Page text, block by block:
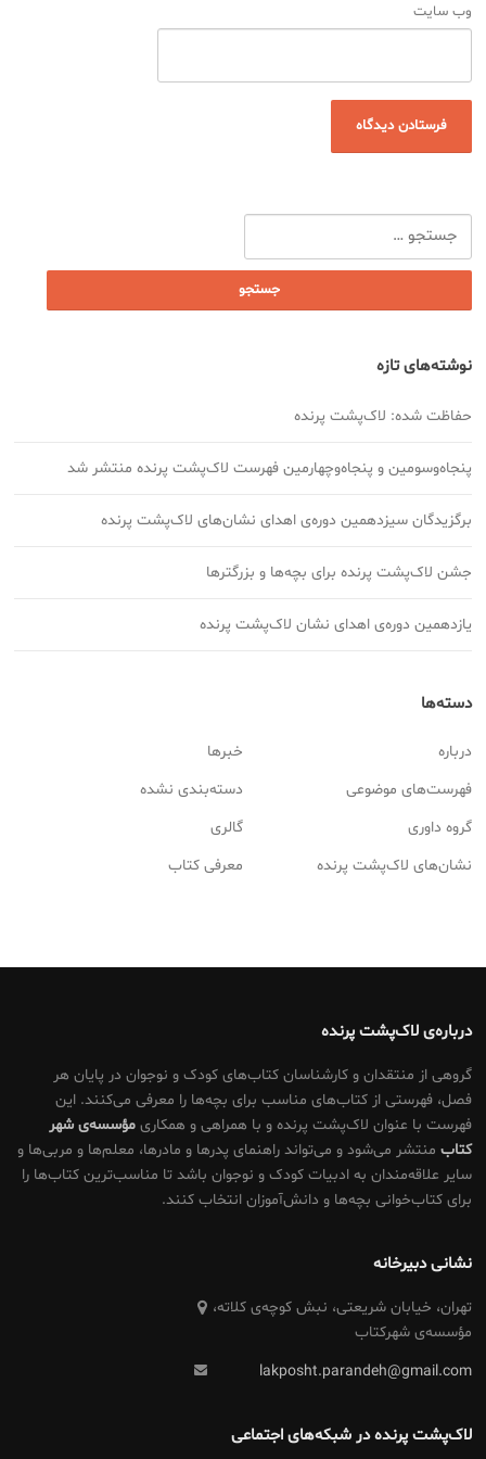
وب‌ سایت
جستجو
برای:
نوشته‌های تازه
حفاظت شده: لاک‌پشت پرنده
پنجاه‌وسومین و پنجاه‌وچهارمین فهرست لاک‌پشت پرنده منتشر شد
برگزیدگان سیزدهمین دوره‌ی اهدای نشان‌های لاک‌پشت پرنده
جشن لاک‌پشت پرنده برای بچه‌ها و بزرگترها
یازدهمین دوره‌ی اهدای نشان لاک‌پشت پرنده
دسته‌ها
خبرها
درباره
دسته‌بندی نشده
فهرست‌های موضوعی
گالری
گروه داوری
معرفی کتاب
نشان‌های لاک‌پشت پرنده
درباره‌ی لاک‌پشت پرنده
گروهی از منتقدان و کارشناسان کتاب‌های کودک و نوجوان در پایان هر
فصل، فهرستی از کتاب‌های مناسب برای بچه‌ها را معرفی می‌کنند. این
فهرست با عنوان لاک‌پشت پرنده و با همراهی و همکاریمؤسسه‌ی شهر
کتاب منتشر می‌شود و می‌تواند راهنمای پدرها و مادرها، معلم‌ها و مربی‌ها و
سایر علاقه‌مندان به ادبیات کودک و نوجوان باشد تا مناسب‌ترین کتاب‌ها را
برای کتاب‌خوانی بچه‌ها و دانش‌آموزان انتخاب کنند.
نشانی دبیرخانه
تهران، خیابان شریعتی، نبش کوچه‌ی کلاته،
مؤسسه‌ی شهرکتاب
lakposht.parandeh@gmail.com
لاک‌پشت پرنده در شبکه‌های اجتماعی